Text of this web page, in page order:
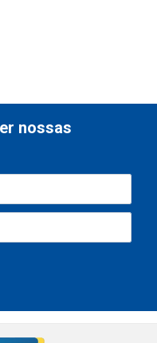
nossas